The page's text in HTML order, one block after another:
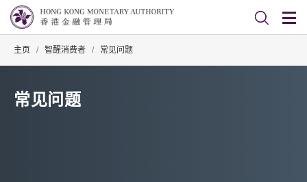
主页 / 智醒消费者 / 常见问题
常见问题